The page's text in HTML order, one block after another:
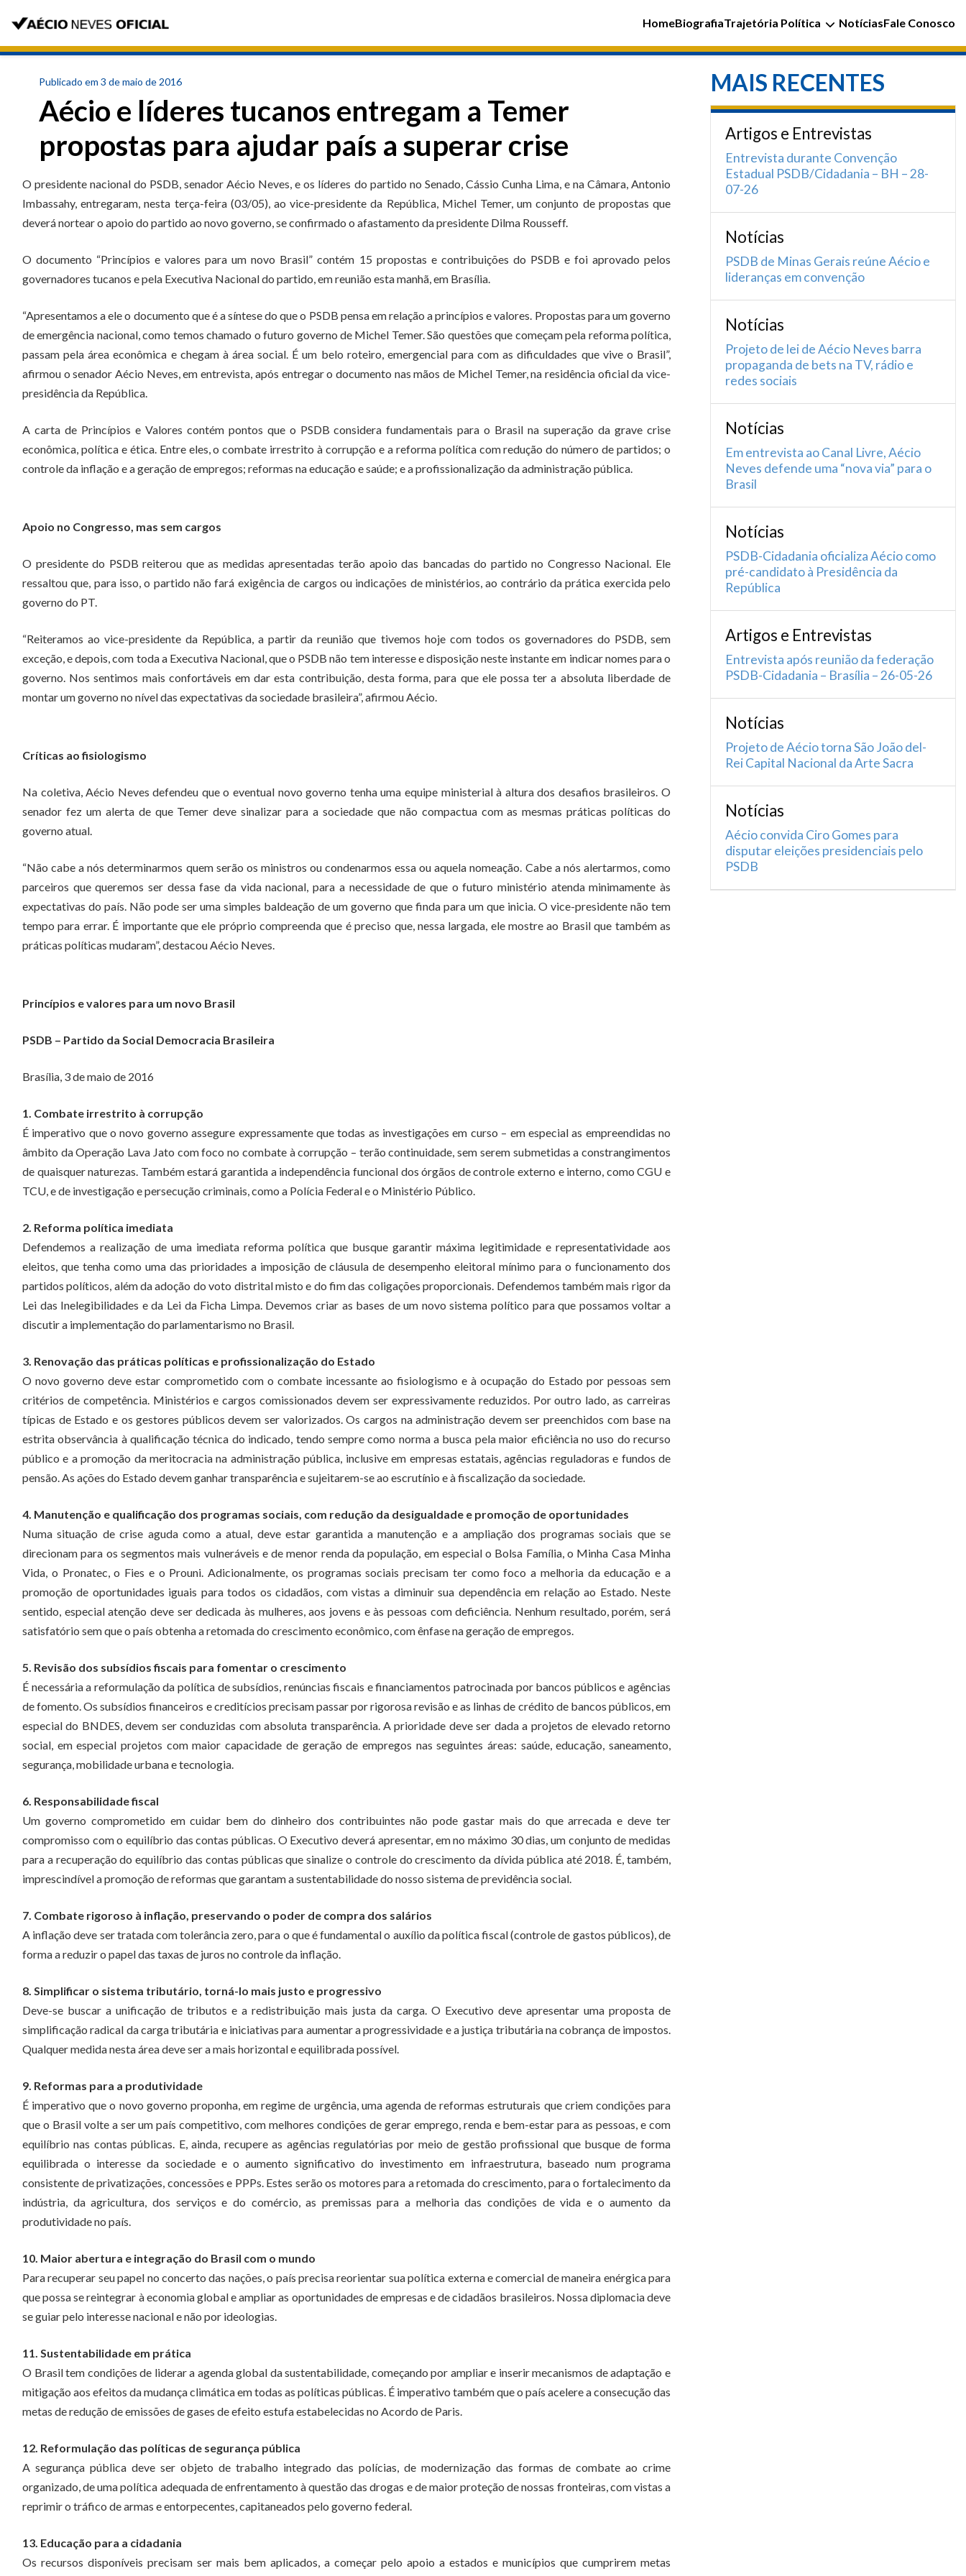
HomeBiografiaTrajetória Política NotíciasFale Conosco
Publicado em 3 de maio de 2016
Aécio e líderes tucanos entregam a Temer
propostas para ajudar país a superar crise
O presidente nacional do PSDB, senador Aécio Neves, e os líderes do partido no Senado, Cássio Cunha Lima, e na Câmara, Antonio
Imbassahy, entregaram, nesta terça-feira (03/05), ao vice-presidente da República, Michel Temer, um conjunto de propostas que
deverá nortear o apoio do partido ao novo governo, se confirmado o afastamento da presidente Dilma Rousseff.
O documento “Princípios e valores para um novo Brasil” contém 15 propostas e contribuições do PSDB e foi aprovado pelos
governadores tucanos e pela Executiva Nacional do partido, em reunião esta manhã, em Brasília.
“Apresentamos a ele o documento que é a síntese do que o PSDB pensa em relação a princípios e valores. Propostas para um governo
de emergência nacional, como temos chamado o futuro governo de Michel Temer. São questões que começam pela reforma política,
passam pela área econômica e chegam à área social. É um belo roteiro, emergencial para com as dificuldades que vive o Brasil”,
afirmou o senador Aécio Neves, em entrevista, após entregar o documento nas mãos de Michel Temer, na residência oficial da vice-
presidência da República.
A carta de Princípios e Valores contém pontos que o PSDB considera fundamentais para o Brasil na superação da grave crise
econômica, política e ética. Entre eles, o combate irrestrito à corrupção e a reforma política com redução do número de partidos; o
controle da inflação e a geração de empregos; reformas na educação e saúde; e a profissionalização da administração pública.
Apoio no Congresso, mas sem cargos
O presidente do PSDB reiterou que as medidas apresentadas terão apoio das bancadas do partido no Congresso Nacional. Ele
ressaltou que, para isso, o partido não fará exigência de cargos ou indicações de ministérios, ao contrário da prática exercida pelo
governo do PT.
“Reiteramos ao vice-presidente da República, a partir da reunião que tivemos hoje com todos os governadores do PSDB, sem
exceção, e depois, com toda a Executiva Nacional, que o PSDB não tem interesse e disposição neste instante em indicar nomes para o
governo. Nos sentimos mais confortáveis em dar esta contribuição, desta forma, para que ele possa ter a absoluta liberdade de
montar um governo no nível das expectativas da sociedade brasileira”, afirmou Aécio.
Críticas ao fisiologismo
Na coletiva, Aécio Neves defendeu que o eventual novo governo tenha uma equipe ministerial à altura dos desafios brasileiros. O
senador fez um alerta de que Temer deve sinalizar para a sociedade que não compactua com as mesmas práticas políticas do
governo atual.
“Não cabe a nós determinarmos quem serão os ministros ou condenarmos essa ou aquela nomeação. Cabe a nós alertarmos, como
parceiros que queremos ser dessa fase da vida nacional, para a necessidade de que o futuro ministério atenda minimamente às
expectativas do país. Não pode ser uma simples baldeação de um governo que finda para um que inicia. O vice-presidente não tem
tempo para errar. É importante que ele próprio compreenda que é preciso que, nessa largada, ele mostre ao Brasil que também as
práticas políticas mudaram”, destacou Aécio Neves.
Princípios e valores para um novo Brasil
PSDB – Partido da Social Democracia Brasileira
Brasília, 3 de maio de 2016
1. Combate irrestrito à corrupção
É imperativo que o novo governo assegure expressamente que todas as investigações em curso – em especial as empreendidas no
âmbito da Operação Lava Jato com foco no combate à corrupção – terão continuidade, sem serem submetidas a constrangimentos
de quaisquer naturezas. Também estará garantida a independência funcional dos órgãos de controle externo e interno, como CGU e
TCU, e de investigação e persecução criminais, como a Polícia Federal e o Ministério Público.
2. Reforma política imediata
Defendemos a realização de uma imediata reforma política que busque garantir máxima legitimidade e representatividade aos
eleitos, que tenha como uma das prioridades a imposição de cláusula de desempenho eleitoral mínimo para o funcionamento dos
partidos políticos, além da adoção do voto distrital misto e do fim das coligações proporcionais. Defendemos também mais rigor da
Lei das Inelegibilidades e da Lei da Ficha Limpa. Devemos criar as bases de um novo sistema político para que possamos voltar a
discutir a implementação do parlamentarismo no Brasil.
3. Renovação das práticas políticas e profissionalização do Estado
O novo governo deve estar comprometido com o combate incessante ao fisiologismo e à ocupação do Estado por pessoas sem
critérios de competência. Ministérios e cargos comissionados devem ser expressivamente reduzidos. Por outro lado, as carreiras
típicas de Estado e os gestores públicos devem ser valorizados. Os cargos na administração devem ser preenchidos com base na
estrita observância à qualificação técnica do indicado, tendo sempre como norma a busca pela maior eficiência no uso do recurso
público e a promoção da meritocracia na administração pública, inclusive em empresas estatais, agências reguladoras e fundos de
pensão. As ações do Estado devem ganhar transparência e sujeitarem-se ao escrutínio e à fiscalização da sociedade.
4. Manutenção e qualificação dos programas sociais, com redução da desigualdade e promoção de oportunidades
Numa situação de crise aguda como a atual, deve estar garantida a manutenção e a ampliação dos programas sociais que se
direcionam para os segmentos mais vulneráveis e de menor renda da população, em especial o Bolsa Família, o Minha Casa Minha
Vida, o Pronatec, o Fies e o Prouni. Adicionalmente, os programas sociais precisam ter como foco a melhoria da educação e a
promoção de oportunidades iguais para todos os cidadãos, com vistas a diminuir sua dependência em relação ao Estado. Neste
sentido, especial atenção deve ser dedicada às mulheres, aos jovens e às pessoas com deficiência. Nenhum resultado, porém, será
satisfatório sem que o país obtenha a retomada do crescimento econômico, com ênfase na geração de empregos.
5. Revisão dos subsídios fiscais para fomentar o crescimento
É necessária a reformulação da política de subsídios, renúncias fiscais e financiamentos patrocinada por bancos públicos e agências
de fomento. Os subsídios financeiros e creditícios precisam passar por rigorosa revisão e as linhas de crédito de bancos públicos, em
especial do BNDES, devem ser conduzidas com absoluta transparência. A prioridade deve ser dada a projetos de elevado retorno
social, em especial projetos com maior capacidade de geração de empregos nas seguintes áreas: saúde, educação, saneamento,
segurança, mobilidade urbana e tecnologia.
6. Responsabilidade fiscal
Um governo comprometido em cuidar bem do dinheiro dos contribuintes não pode gastar mais do que arrecada e deve ter
compromisso com o equilíbrio das contas públicas. O Executivo deverá apresentar, em no máximo 30 dias, um conjunto de medidas
para a recuperação do equilíbrio das contas públicas que sinalize o controle do crescimento da dívida pública até 2018. É, também,
imprescindível a promoção de reformas que garantam a sustentabilidade do nosso sistema de previdência social.
7. Combate rigoroso à inflação, preservando o poder de compra dos salários
A inflação deve ser tratada com tolerância zero, para o que é fundamental o auxílio da política fiscal (controle de gastos públicos), de
forma a reduzir o papel das taxas de juros no controle da inflação.
8. Simplificar o sistema tributário, torná-lo mais justo e progressivo
Deve-se buscar a unificação de tributos e a redistribuição mais justa da carga. O Executivo deve apresentar uma proposta de
simplificação radical da carga tributária e iniciativas para aumentar a progressividade e a justiça tributária na cobrança de impostos.
Qualquer medida nesta área deve ser a mais horizontal e equilibrada possível.
9. Reformas para a produtividade
É imperativo que o novo governo proponha, em regime de urgência, uma agenda de reformas estruturais que criem condições para
que o Brasil volte a ser um país competitivo, com melhores condições de gerar emprego, renda e bem-estar para as pessoas, e com
equilíbrio nas contas públicas. E, ainda, recupere as agências regulatórias por meio de gestão profissional que busque de forma
equilibrada o interesse da sociedade e o aumento significativo do investimento em infraestrutura, baseado num programa
consistente de privatizações, concessões e PPPs. Estes serão os motores para a retomada do crescimento, para o fortalecimento da
indústria, da agricultura, dos serviços e do comércio, as premissas para a melhoria das condições de vida e o aumento da
produtividade no país.
10. Maior abertura e integração do Brasil com o mundo
Para recuperar seu papel no concerto das nações, o país precisa reorientar sua política externa e comercial de maneira enérgica para
que possa se reintegrar à economia global e ampliar as oportunidades de empresas e de cidadãos brasileiros. Nossa diplomacia deve
se guiar pelo interesse nacional e não por ideologias.
11. Sustentabilidade em prática
O Brasil tem condições de liderar a agenda global da sustentabilidade, começando por ampliar e inserir mecanismos de adaptação e
mitigação aos efeitos da mudança climática em todas as políticas públicas. É imperativo também que o país acelere a consecução das
metas de redução de emissões de gases de efeito estufa estabelecidas no Acordo de Paris.
12. Reformulação das políticas de segurança pública
A segurança pública deve ser objeto de trabalho integrado das polícias, de modernização das formas de combate ao crime
organizado, de uma política adequada de enfrentamento à questão das drogas e de maior proteção de nossas fronteiras, com vistas a
reprimir o tráfico de armas e entorpecentes, capitaneados pelo governo federal.
13. Educação para a cidadania
Os recursos disponíveis precisam ser mais bem aplicados, a começar pelo apoio a estados e municípios que cumprirem metas
MAIS RECENTES
Artigos e Entrevistas
Entrevista durante Convenção
Estadual PSDB/Cidadania – BH – 28-
07-26
Notícias
PSDB de Minas Gerais reúne Aécio e
lideranças em convenção
Notícias
Projeto de lei de Aécio Neves barra
propaganda de bets na TV, rádio e
redes sociais
Notícias
Em entrevista ao Canal Livre, Aécio
Neves defende uma “nova via” para o
Brasil
Notícias
PSDB-Cidadania oficializa Aécio como
pré-candidato à Presidência da
República
Artigos e Entrevistas
Entrevista após reunião da federação
PSDB-Cidadania – Brasília – 26-05-26
Notícias
Projeto de Aécio torna São João del-
Rei Capital Nacional da Arte Sacra
Notícias
Aécio convida Ciro Gomes para
disputar eleições presidenciais pelo
PSDB